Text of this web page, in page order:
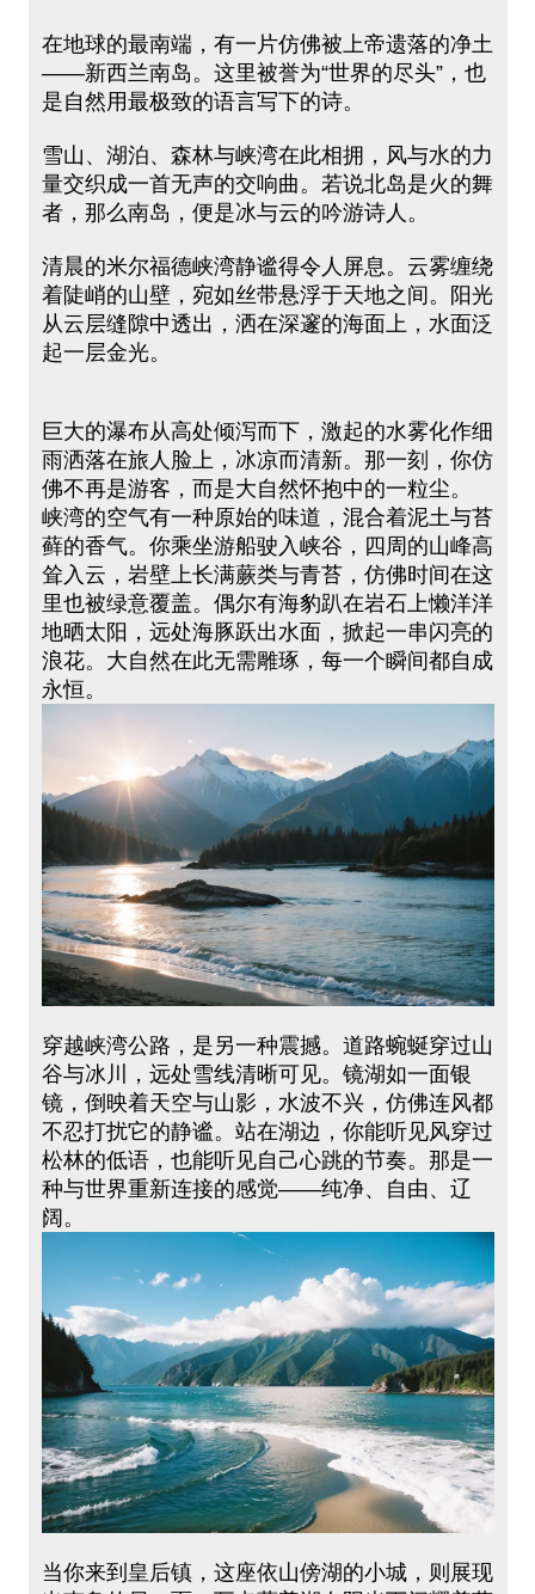
在地球的最南端，有一片仿佛被上帝遗落的净土
——新西兰南岛。这里被誉为“世界的尽头”，也
是自然用最极致的语言写下的诗。
雪山、湖泊、森林与峡湾在此相拥，风与水的力
量交织成一首无声的交响曲。若说北岛是火的舞
者，那么南岛，便是冰与云的吟游诗人。
清晨的米尔福德峡湾静谧得令人屏息。云雾缠绕
着陡峭的山壁，宛如丝带悬浮于天地之间。阳光
从云层缝隙中透出，洒在深邃的海面上，水面泛
起一层金光。
巨大的瀑布从高处倾泻而下，激起的水雾化作细
雨洒落在旅人脸上，冰凉而清新。那一刻，你仿
佛不再是游客，而是大自然怀抱中的一粒尘。
峡湾的空气有一种原始的味道，混合着泥土与苔
藓的香气。你乘坐游船驶入峡谷，四周的山峰高
耸入云，岩壁上长满蕨类与青苔，仿佛时间在这
里也被绿意覆盖。偶尔有海豹趴在岩石上懒洋洋
地晒太阳，远处海豚跃出水面，掀起一串闪亮的
浪花。大自然在此无需雕琢，每一个瞬间都自成
永恒。
穿越峡湾公路，是另一种震撼。道路蜿蜒穿过山
谷与冰川，远处雪线清晰可见。镜湖如一面银
镜，倒映着天空与山影，水波不兴，仿佛连风都
不忍打扰它的静谧。站在湖边，你能听见风穿过
松林的低语，也能听见自己心跳的节奏。那是一
种与世界重新连接的感觉——纯净、自由、辽
阔。
当你来到皇后镇，这座依山傍湖的小城，则展现